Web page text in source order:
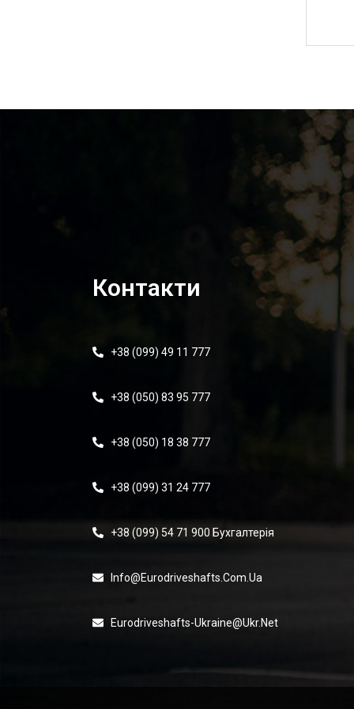
Контакти
+38 (099) 49 11 777
+38 (050) 83 95 777
+38 (050) 18 38 777
+38 (099) 31 24 777
+38 (099) 54 71 900 Бухгалтерія
Info@eurodriveshafts.com.ua
Eurodriveshafts-Ukraine@ukr.net